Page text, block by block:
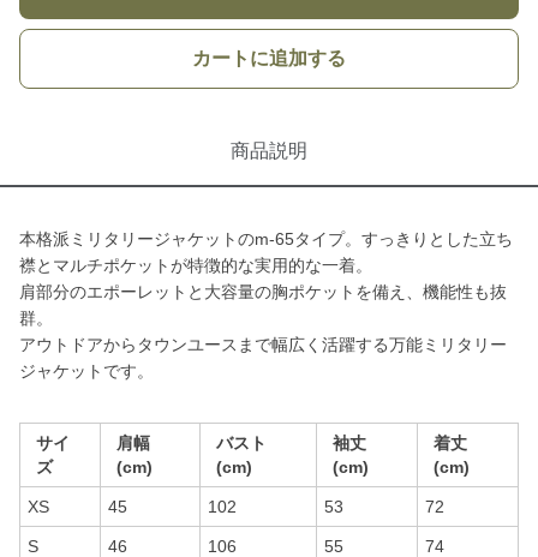
カートに追加する
商品説明
本格派ミリタリージャケットのm-65タイプ。すっきりとした立ち
襟とマルチポケットが特徴的な実用的な一着。
肩部分のエポーレットと大容量の胸ポケットを備え、機能性も抜
群。
アウトドアからタウンユースまで幅広く活躍する万能ミリタリー
ジャケットです。
サイ
ズ
肩幅
(cm)
バスト
(cm)
袖丈
(cm)
着丈
(cm)
XS 45 102 53 72
S 46 106 55 74